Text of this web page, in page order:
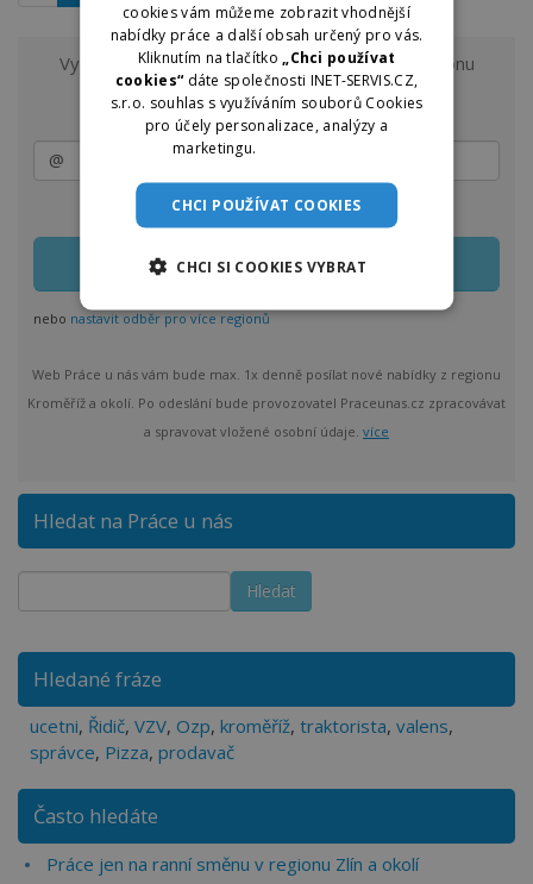
Vyzkoušejte odběr nových nabídek práce z regionu
Kroměříž a okolína e-mail.
Zasílání lze kdykoliv upravit nebo jednoduše zrušit
nebo nastavit odběr pro více regionů
Web Práce u nás vám bude max. 1x denně posílat nové nabídky z regionu
Kroměříž a okolí. Po odeslání bude provozovatel Praceunas.cz zpracovávat
a spravovat vložené osobní údaje. více
Hledat na Práce u nás
Hledané fráze
ucetni, Řidič, VZV, Ozp, kroměříž, traktorista, valens,
správce, Pizza, prodavač
Často hledáte
Práce jen na ranní směnu v regionu Zlín a okolí
cookies vám můžeme zobrazit vhodnější
nabídky práce a další obsah určený pro vás.
Kliknutím na tlačítko
„Chci používat
cookies“ dáte společnosti INET-SERVIS.CZ,
s.r.o. souhlas s využíváním souborů Cookies
pro účely personalizace, analýzy a
marketingu.
CHCI POUŽÍVAT COOKIES
CHCI SI COOKIES VYBRAT